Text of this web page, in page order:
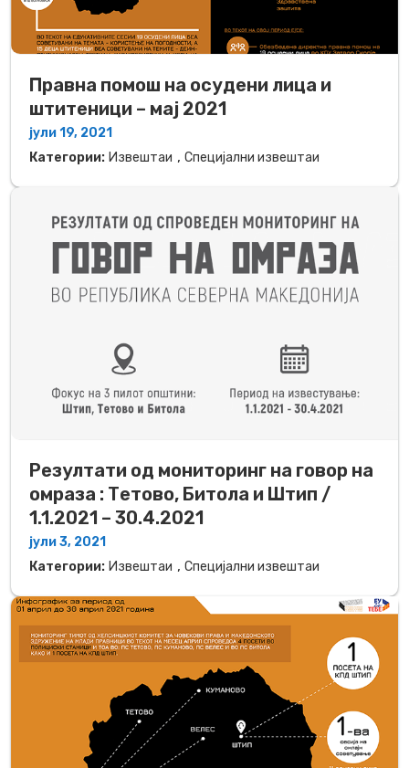
Правна помош на осудени лица и
штитеници – мај 2021
јули 19, 2021
Категории: Извештаи , Специјални извештаи
Резултати од мониторинг на говор на
омраза : Тетово, Битола и Штип /
1.1.2021 – 30.4.2021
јули 3, 2021
Категории: Извештаи , Специјални извештаи